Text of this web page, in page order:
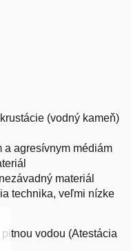
(vodný kameň)
agresívnym médiám
materiál
technika, veľmi nízke
vodou (Atestácia